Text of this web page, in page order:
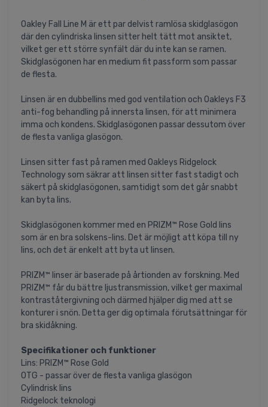
Oakley Fall Line M är ett par delvist ramlösa skidglasögon
där den cylindriska linsen sitter helt tätt mot ansiktet,
vilket ger ett större synfält där du inte kan se ramen.
Skidglasögonen har en medium fit passform som passar
de flesta.
Linsen är en dubbellins med god ventilation och Oakleys F3
anti-fog behandling på innersta linsen, för att minimera
imma och kondens. Skidglasögonen passar dessutom över
de flesta vanliga glasögon.
Linsen sitter fast på ramen med Oakleys Ridgelock
Technology som säkrar att linsen sitter fast stadigt och
säkert på skidglasögonen, samtidigt som det går snabbt
kan byta lins.
Skidglasögonen kommer med en PRIZM™ Rose Gold lins
som är en bra solskens-lins. Det är möjligt att köpa till ny
lins, och det är enkelt att byta ut linsen.
PRIZM™ linser är baserade på årtionden av forskning. Med
PRIZM™ får du bättre ljustransmission, vilket ger maximal
kontraståtergivning och därmed hjälper dig med att se
konturer i snön. Detta ger dig optimala förutsättningar för
bra skidåkning.
Specifikationer och funktioner
Lins: PRIZM™ Rose Gold
OTG - passar över de flesta vanliga glasögon
Cylindrisk lins
Ridgelock teknologi